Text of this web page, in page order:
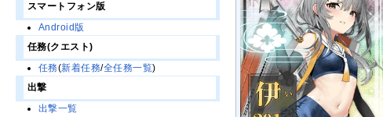
スマートフォン版
Android版
任務(クエスト)
任務(新着任務/全任務一覧)
出撃
出撃一覧